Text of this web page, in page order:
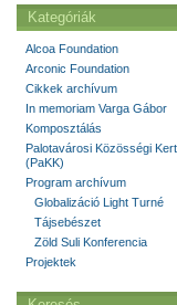
Kategóriák
Alcoa Foundation
Arconic Foundation
Cikkek archívum
In memoriam Varga Gábor
Komposztálás
Palotavárosi Közösségi Kert
(PaKK)
Program archívum
Globalizáció Light Turné
Tájsebészet
Zöld Suli Konferencia
Projektek